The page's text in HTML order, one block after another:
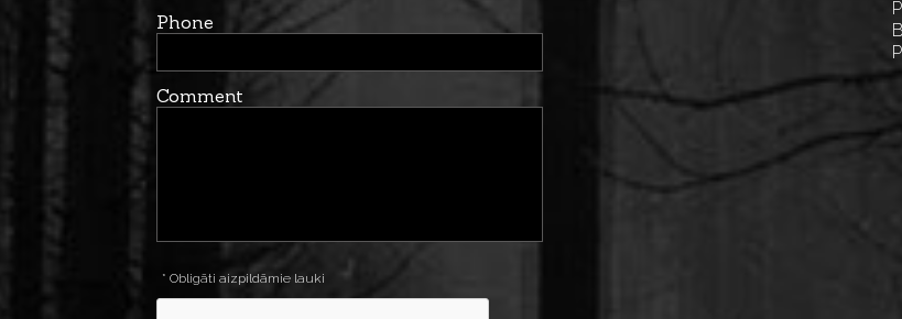
Phone
Comment
* Obligāti aizpildāmie lauki